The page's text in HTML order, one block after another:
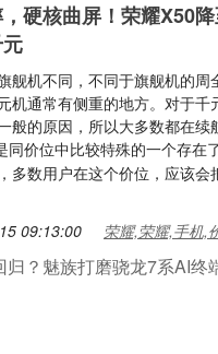
硬核曲屏！荣耀X50
舰机不同，不同于旗舰机的周
机通常有侧重的地方。对于千
般的原因，所以大多数都在续
同价位中比较特殊的一个存在
多数用户在这个价位，应该会
09:13:00 荣耀,荣耀,手机,